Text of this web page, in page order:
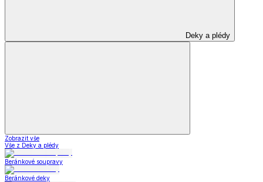
Deky a plédy
Zobrazit vše
Vše z Deky a plédy
Beránkové soupravy
Beránkové deky